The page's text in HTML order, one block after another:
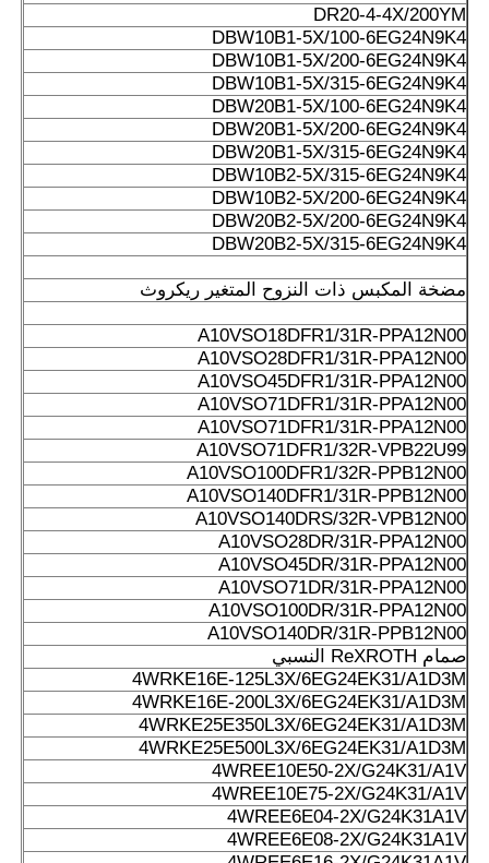
DR20-4-4X/200YM
DBW10B1-5X/100-6EG24N9K4
DBW10B1-5X/200-6EG24N9K4
DBW10B1-5X/315-6EG24N9K4
DBW20B1-5X/100-6EG24N9K4
DBW20B1-5X/200-6EG24N9K4
DBW20B1-5X/315-6EG24N9K4
DBW10B2-5X/315-6EG24N9K4
DBW10B2-5X/200-6EG24N9K4
DBW20B2-5X/200-6EG24N9K4
DBW20B2-5X/315-6EG24N9K4
مضخة المكبس ذات النزوح المتغير ريكروث
A10VSO18DFR1/31R-PPA12N00
A10VSO28DFR1/31R-PPA12N00
A10VSO45DFR1/31R-PPA12N00
A10VSO71DFR1/31R-PPA12N00
A10VSO71DFR1/31R-PPA12N00
A10VSO71DFR1/32R-VPB22U99
A10VSO100DFR1/32R-PPB12N00
A10VSO140DFR1/31R-PPB12N00
A10VSO140DRS/32R-VPB12N00
A10VSO28DR/31R-PPA12N00
A10VSO45DR/31R-PPA12N00
A10VSO71DR/31R-PPA12N00
A10VSO100DR/31R-PPA12N00
A10VSO140DR/31R-PPB12N00
صمام ReXROTH النسبي
4WRKE16E-125L3X/6EG24EK31/A1D3M
4WRKE16E-200L3X/6EG24EK31/A1D3M
4WRKE25E350L3X/6EG24EK31/A1D3M
4WRKE25E500L3X/6EG24EK31/A1D3M
4WREE10E50-2X/G24K31/A1V
4WREE10E75-2X/G24K31/A1V
4WREE6E04-2X/G24K31A1V
4WREE6E08-2X/G24K31A1V